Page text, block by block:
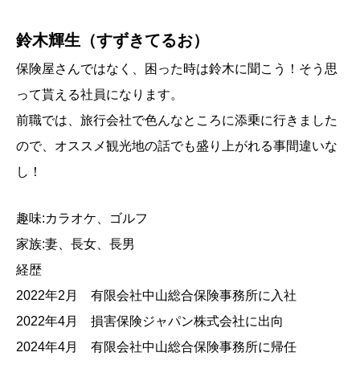
鈴木輝生（すずきてるお）
保険屋さんではなく、困った時は鈴木に聞こう！そう思
って貰える社員になります。
前職では、旅行会社で色んなところに添乗に行きました
ので、オススメ観光地の話でも盛り上がれる事間違いな
し！
趣味:カラオケ、ゴルフ
家族:妻、長女、長男
経歴
2022年2月 有限会社中山総合保険事務所に入社
2022年4月 損害保険ジャパン株式会社に出向
2024年4月 有限会社中山総合保険事務所に帰任